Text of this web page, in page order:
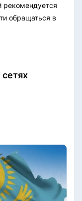
рекомендуется
обращаться в